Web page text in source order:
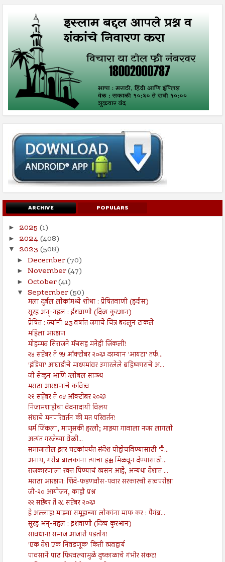
ARCHIVE POPULARS
► 2025 (1)
► 2024(408)
▼ 2023 (508)
► December(70)
► November(47)
► October(41)
▼ September(50)
मला दुर्बल लोकांमध्ये शोधा : प्रेषितवाणी (हदीस)
सूरह अन्-नहल : ईशवाणी (दिव्य कुरआन)
प्रेषित : ज्यांनी 23 वर्षात जगाचे चित्र बदलून टाकले
महिला आरक्षण
मोहम्मद सिराजने मॅचसह मनेही जिंकली!
२४ सप्टेंबर ते १५ ऑक्टोबर २०२३ दरम्यान 'आयटा' तर्फ...
'इंडिया' आघाडीचे माध्यमांवर उगारलेले बहिष्काराचे अ...
जी सेव्हन आणि ग्लोबल साऊथ
मराठा आरक्षणाचे कवित्व
२९ सप्टेंबर ते ०५ ऑक्टोबर २०२३
निजामशाहीचा वेदनादायी विलय
संघाचे मनपरिवर्तन की मत परिवर्तन!
धर्म जिंकला, माणुसकी हरली; माझ्या गावाला नजर लागली
अत्यंत गरजेच्या वेळी...
समाजातील इतर घटकांपर्यंत संदेश पोहोचविण्यासाठी 'पै...
अनाथ, गरीब बालकांना त्यांचा हक्क मिळवून देण्यासाठी...
राजकारणाला रक्त पिण्याचं व्यसन आहे, अन्यथा देशात ...
मराठा आरक्षण: शिंदे-फडणवीस-पवार सरकारची सत्वपरीक्षा
जी-२० आयोजन, काही प्रश्न
२२ सप्टेंबर ते २८ सप्टेंबर २०२३
हे अल्लाह! माझ्या समूहाच्या लोकांना माफ कर : पैगंब...
सूरह अन्-नहल : इशवाणी (दिव्य कुरआन)
सावधान! समाज आजारी पडतोय!
'एक देश एक निवडणूक' किती व्यवहार्य
पावसाने पाठ फिरवल्यामुळे दुष्काळाचे गंभीर संकट!